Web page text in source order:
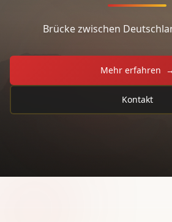
Brücke zwischen
Mehr erfahren →
Kontakt